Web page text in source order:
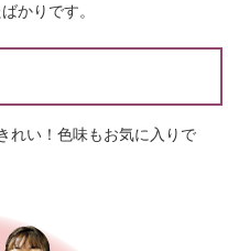
かりです。
れい！色味もお気に入りで